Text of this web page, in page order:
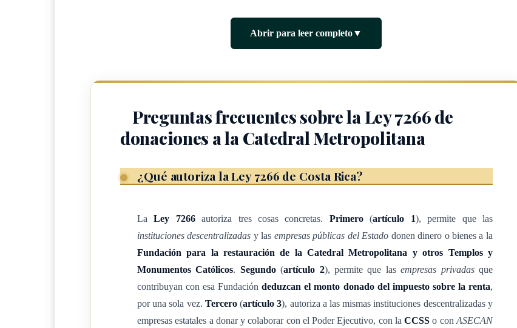
deducir su donación del monto total objeto del pago del impuesto sobre la renta, por una sola vez.
ARTÍCULO 3
colaboración al Poder Ejecutivo, a la Caja Costarricense de Seguro Social o a ASECAN con motivo de la
Rige a partir de su publicación.
Presidencia de la República.- San José, a los once días del mes de noviembre de mil novecientos noventa y uno.
Abrir para leer completo▼
Preguntas frecuentes sobre la Ley 7266 de
donaciones a la Catedral Metropolitana
¿Qué autoriza la Ley 7266 de Costa Rica?
LaLey 7266autoriza tres cosas concretas. Primero(artículo 1), permite que las
instituciones descentralizadas y las empresas públicas del Estado donen dinero o bienes a la
Fundación para la restauración de la Catedral Metropolitana y otros Templos y
Monumentos Católicos. Segundo(artículo 2), permite que lasempresas privadasque
contribuyan con esa Fundacióndeduzcan el monto donado del impuesto sobre la renta,
por una sola vez. Tercero(artículo 3), autoriza a las mismas instituciones descentralizadas y
empresas estatales a donar y colaborar con el Poder Ejecutivo, con laCCSS o con ASECAN